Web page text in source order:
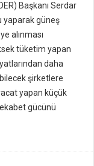
Başkanı Serdar
yaparak güneş
alınması
tüketim yapan
daha
şirketlere
yapan küçük
gücünü